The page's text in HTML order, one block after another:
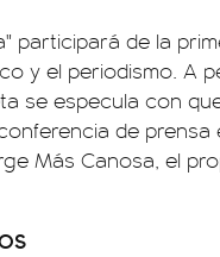
participará de la
y el periodismo. A
se especula con
de
Más Canosa, el